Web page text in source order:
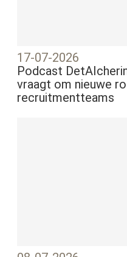
17-07-2026
Podcast
vraagt om nieuwe
recruitmentteams